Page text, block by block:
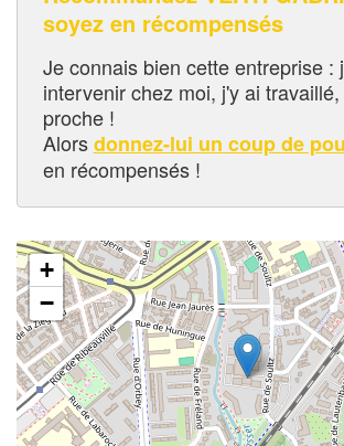
soyez en récompensés
Je connais bien cette entreprise :
intervenir chez moi, j'y ai
proche !
Alorsdonnez-lui un coup de
en récompensés !
+
−